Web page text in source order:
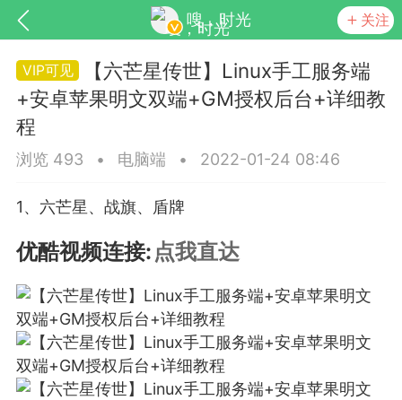
嗖，时光 关注
基于wordpress开发
更新 商城 视频
【六芒星传世】Linux手工服务端
+安卓苹果明文双端+GM授权后台+详细教
程
浏览 493 • 电脑端 • 2022-01-24 08:46
1、六芒星、战旗、盾牌
优酷视频连接: 点我直达